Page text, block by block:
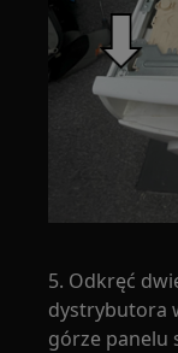
5. Odkręć
dystrybutora
górze panelu